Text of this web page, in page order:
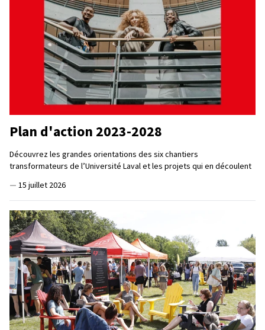
Plan d'action 2023-2028
Découvrez les grandes orientations des six chantiers
transformateurs de l’Université Laval et les projets qui en découlent
— 15 juillet 2026